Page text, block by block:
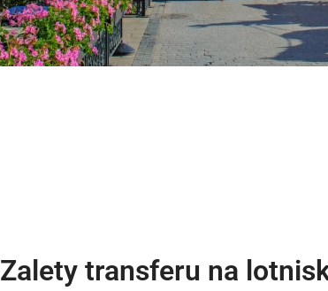
Zalety transferu na